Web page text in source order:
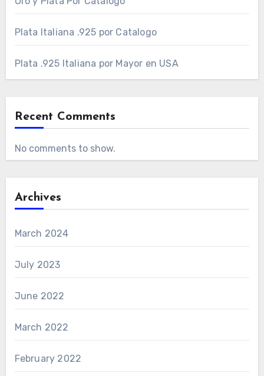
Plata Italiana .925 por Catalogo
Plata .925 Italiana por Mayor en USA
Recent Comments
No comments to show.
Archives
March 2024
July 2023
June 2022
March 2022
February 2022